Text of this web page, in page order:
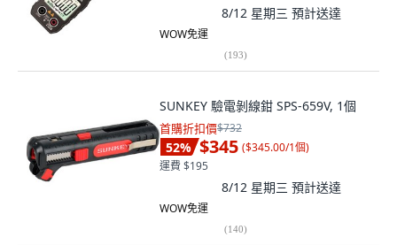
8/12 星期三 預計送達
WOW免運
(193)
SUNKEY 驗電剝線鉗 SPS-659V, 1個
首購折扣價$732
52% $345 ($345.00/1個)
運費 $195
8/12 星期三 預計送達
WOW免運
(140)